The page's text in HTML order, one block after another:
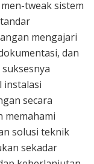
tweak sistem
mengajari
dan
instalasi
secara
memahami
solusi teknik
sekadar